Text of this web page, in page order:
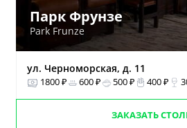
Парк Фрунзе
Park Frunze
ул. Черноморская, д. 11
1800 ₽ 600 ₽ 500 ₽ 400 ₽
ЗАКАЗАТЬ